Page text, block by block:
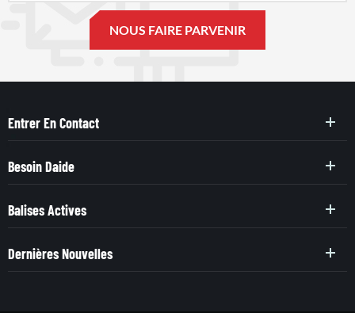
Entrer En Contact
Besoin Daide
Balises Actives
Dernières Nouvelles